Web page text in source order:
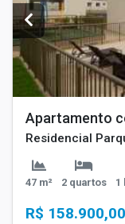
Apartamento
Residencial
47 m² 2 quartos 1
R$ 158.900,00